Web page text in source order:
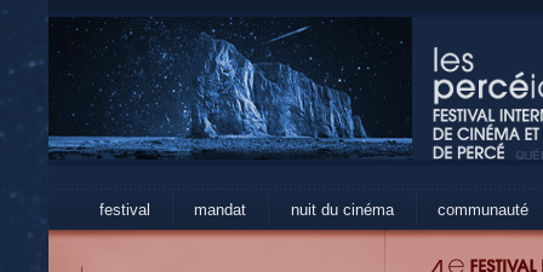
festival mandat nuit du cinéma communauté